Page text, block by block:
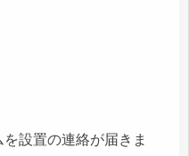
設置の連絡が届きま